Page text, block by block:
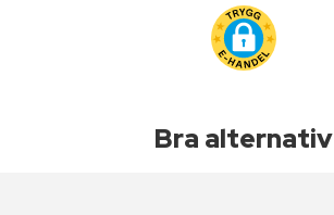
Bra alternativ